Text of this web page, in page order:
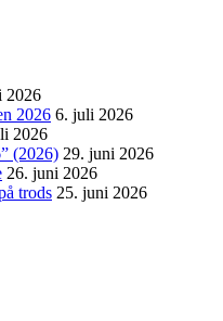
2026
2026 6. juli 2026
2026
(2026) 29. juni 2026
26. juni 2026
trods 25. juni 2026